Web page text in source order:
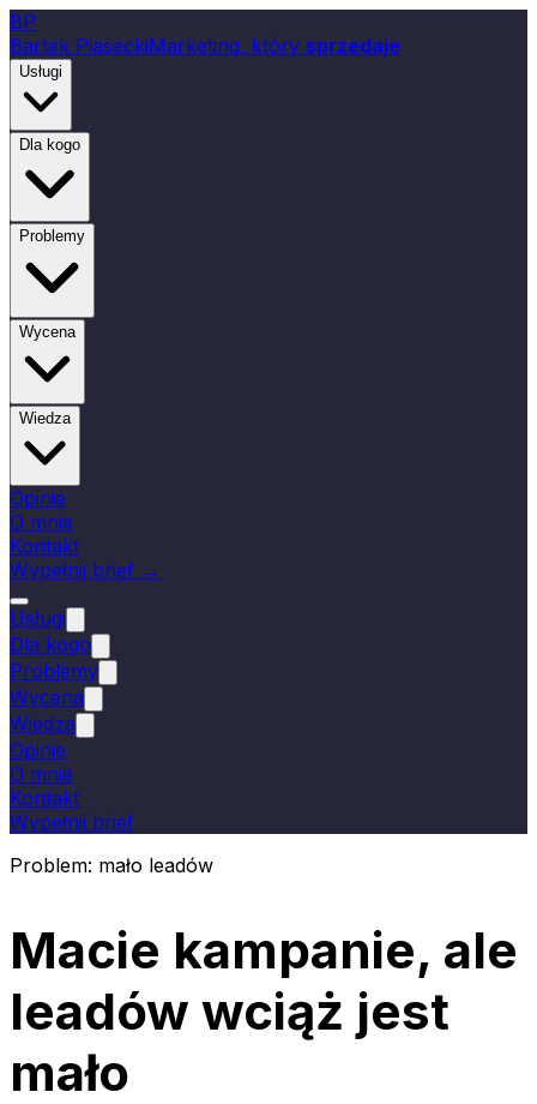
BP
Bartek PiaseckiMarketing, który sprzedaje
Usługi
Dla kogo
Problemy
Wycena
Wiedza
Opinie
O mnie
Kontakt
Wypełnij brief →
Usługi
Dla kogo
Problemy
Wycena
Wiedza
Opinie
O mnie
Kontakt
Wypełnij brief
Problem: mało leadów
Macie kampanie, ale
leadów wciąż jest
mało